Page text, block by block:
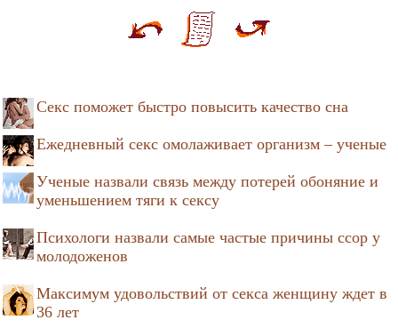
Секс поможет быстро повысить качество сна
Ежедневный секс омолаживает организм – ученые
Ученые назвали связь между потерей обоняние и
уменьшением тяги к сексу
Психологи назвали самые частые причины ссор у
молодоженов
Максимум удовольствий от секса женщину ждет в
36 лет